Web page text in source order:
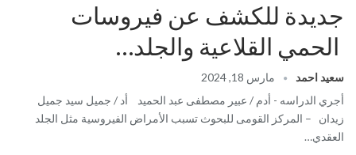
جديدة للكشف عن فيروسات
الحمي القلاعية والجلد…
سعيد احمد
مارس 18, 2024
أجري الدراسه - أدم / عبير مصطفى عبد الحميد أد / جميل سيد جميل
زيدان – المركز القومى للبحوث تسبب الأمراض الفيروسية مثل الجلد
العقدي…